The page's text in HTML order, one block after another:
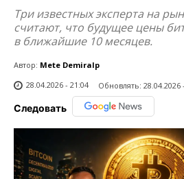
Три известных эксперта на
считают, что будущее цены
в ближайшие 10 месяцев.
Автор: Mete Demiralp
28.04.2026 - 21:04
Обновлять: 28.04.2026
Следовать